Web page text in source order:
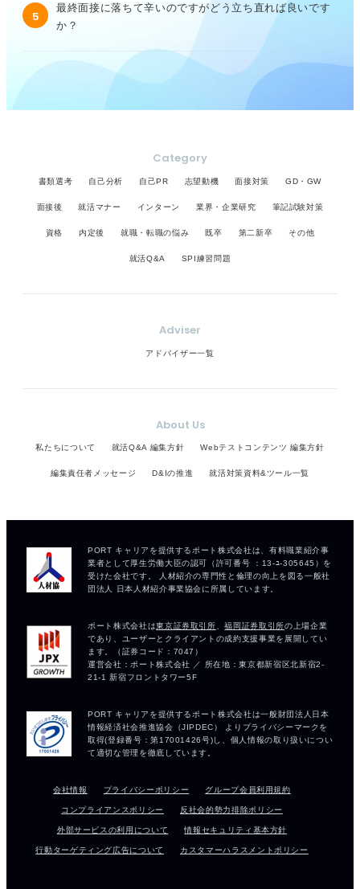
5
最終面接に落ちて辛いのですがどう立ち直れば良いです
か？
Category
書類選考 自己分析 自己PR 志望動機 面接対策 GD・GW
面接後 就活マナー インターン 業界・企業研究 筆記試験対策
資格 内定後 就職・転職の悩み 既卒 第二新卒 その他
就活Q&A SPI練習問題
Adviser
アドバイザー一覧
About Us
私たちについて 就活Q&A 編集方針 Webテストコンテンツ 編集方針
編集責任者メッセージ D&Iの推進 就活対策資料&ツール一覧
会社情報 プライバシーポリシー グループ会員利用規約
コンプライアンスポリシー 反社会的勢力排除ポリシー
外部サービスの利用について 情報セキュリティ基本方針
行動ターゲティング広告について カスタマーハラスメントポリシー